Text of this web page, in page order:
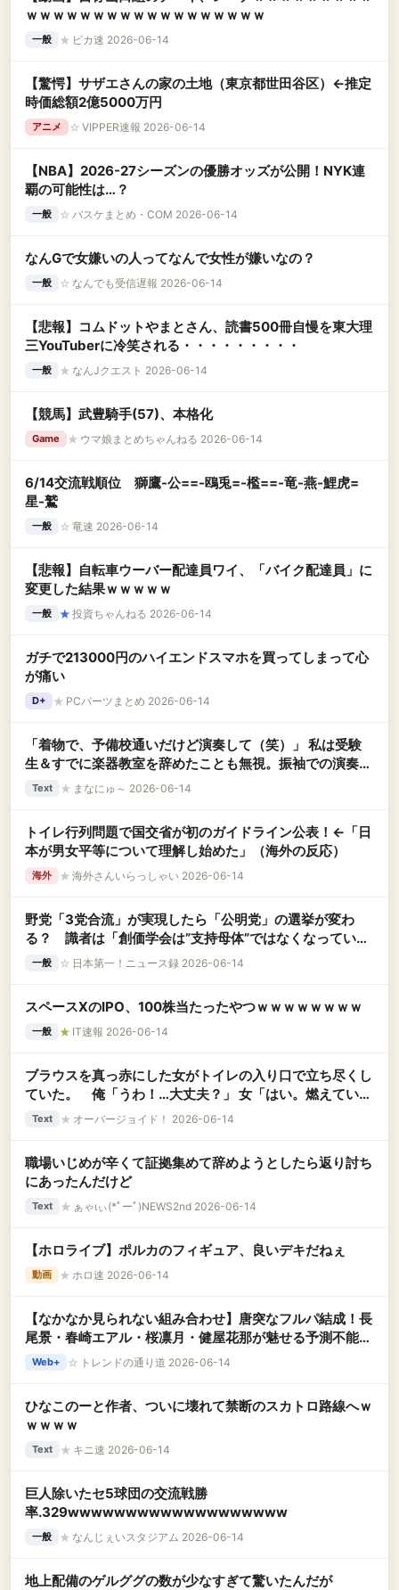
ｗｗｗｗｗｗｗｗｗｗｗｗｗｗｗｗｗｗ
一般 ★ ピカ速 2026-06-14
【驚愕】サザエさんの家の土地（東京都世田谷区）←推定
時価総額2億5000万円
アニメ ☆ VIPPER速報 2026-06-14
【NBA】2026-27シーズンの優勝オッズが公開！NYK連
覇の可能性は…？
一般 ☆ バスケまとめ・COM 2026-06-14
なんGで女嫌いの人ってなんで女性が嫌いなの？
一般 ☆ なんでも受信遅報 2026-06-14
【悲報】コムドットやまとさん、読書500冊自慢を東大理
三YouTuberに冷笑される・・・・・・・・・
一般 ★ なんJクエスト 2026-06-14
【競馬】武豊騎手(57)、本格化
Game ★ ウマ娘まとめちゃんねる 2026-06-14
6/14交流戦順位 獅鷹-公==-鴎兎=-檻==-竜-燕-鯉虎=
星-鷲
一般 ☆ 竜速 2026-06-14
【悲報】自転車ウーバー配達員ワイ、「バイク配達員」に
変更した結果ｗｗｗｗｗ
一般 ★ 投資ちゃんねる 2026-06-14
ガチで213000円のハイエンドスマホを買ってしまって心
が痛い
D+ ★ PCパーツまとめ 2026-06-14
「着物で、予備校通いだけど演奏して（笑）」 私は受験
生＆すでに楽器教室を辞めたことも無視。振袖での演奏と
いう物理的な無理難題を、しつこく押し付けてくる兄夫婦
Text ★ まなにゅ～ 2026-06-14
トイレ行列問題で国交省が初のガイドライン公表！←「日
本が男女平等について理解し始めた」（海外の反応）
海外 ★ 海外さんいらっしゃい 2026-06-14
野党「3党合流」が実現したら「公明党」の選挙が変わ
る？ 識者は「創価学会は”支持母体”ではなくなってい
く」と分析
一般 ☆ 日本第一！ニュース録 2026-06-14
スペースXのIPO、100株当たったやつｗｗｗｗｗｗｗｗ
一般 ★ IT速報 2026-06-14
ブラウスを真っ赤にした女がトイレの入り口で立ち尽くし
ていた。 俺「うわ！…大丈夫？」 女「はい。燃えていま
す」 俺「！？」 怒りの炎だった……..
Text ★ オーバージョイド！ 2026-06-14
職場いじめが辛くて証拠集めて辞めようとしたら返り討ち
にあったんだけど
Text ★ ぁゃιぃ(*ﾟーﾟ)NEWS2nd 2026-06-14
【ホロライブ】ポルカのフィギュア、良いデキだねぇ
動画 ★ ホロ速 2026-06-14
【なかなか見られない組み合わせ】唐突なフルパ結成！長
尾景・春崎エアル・桜凛月・健屋花那が魅せる予測不能な
化学反応
Web+ ☆ トレンドの通り道 2026-06-14
ひなこのーと作者、ついに壊れて禁断のスカトロ路線へｗ
ｗｗｗｗ
Text ★ キニ速 2026-06-14
巨人除いたセ5球団の交流戦勝
率.329wwwwwwwwwwwwwwwwwww
一般 ★ なんじぇいスタジアム 2026-06-14
地上配備のゲルググの数が少なすぎて驚いたんだが